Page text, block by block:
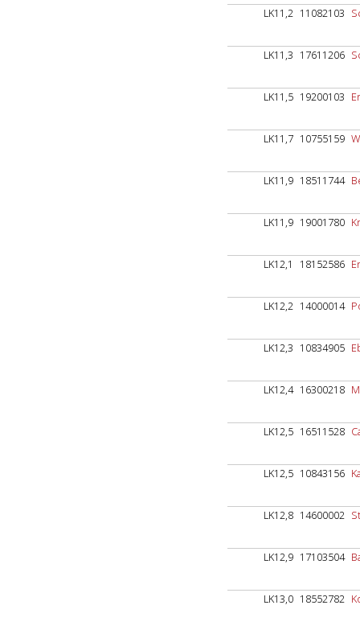
LK11,2 11082103
LK11,3 17611206
LK11,5 19200103
LK11,7 10755159
LK11,9 18511744
LK11,9 19001780
LK12,1 18152586
LK12,2 14000014
LK12,3 10834905
LK12,4 16300218
LK12,5 16511528
LK12,5 10843156
LK12,8 14600002
LK12,9 17103504
LK13,0 18552782